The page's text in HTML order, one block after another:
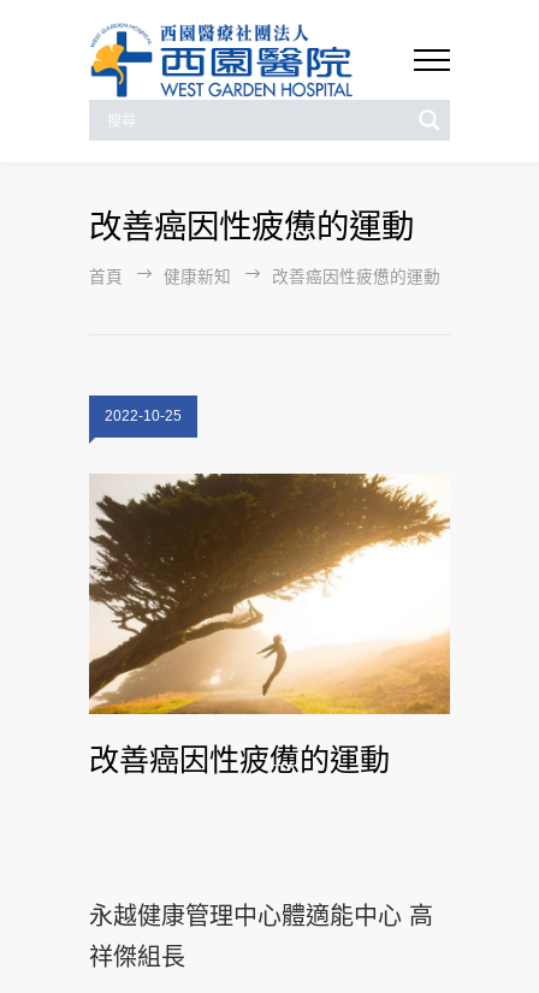
改善癌因性疲憊的運動
首頁 健康新知 改善癌因性疲憊的運動
2022-10-25
改善癌因性疲憊的運動
永越健康管理中心體適能中心 高
祥傑組長